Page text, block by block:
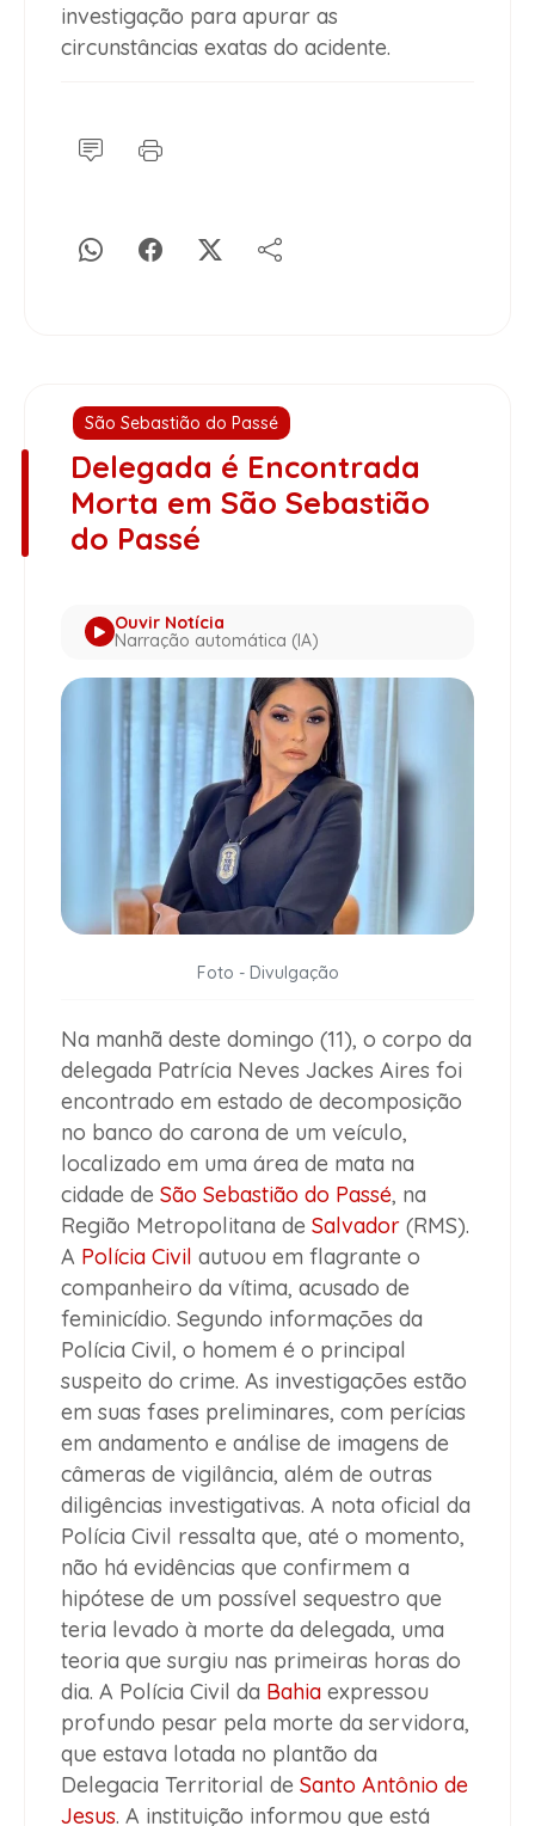
investigação para apurar as
circunstâncias exatas do acidente.
São Sebastião do Passé
Delegada é Encontrada
Morta em São Sebastião
do Passé
Ouvir Notícia
Narração automática (IA)
Foto - Divulgação
Na manhã deste domingo (11), o corpo da
delegada Patrícia Neves Jackes Aires foi
encontrado em estado de decomposição
no banco do carona de um veículo,
localizado em uma área de mata na
cidade de São Sebastião do Passé, na
Região Metropolitana de Salvador (RMS).
A Polícia Civil autuou em flagrante o
companheiro da vítima, acusado de
feminicídio. Segundo informações da
Polícia Civil, o homem é o principal
suspeito do crime. As investigações estão
em suas fases preliminares, com perícias
em andamento e análise de imagens de
câmeras de vigilância, além de outras
diligências investigativas. A nota oficial da
Polícia Civil ressalta que, até o momento,
não há evidências que confirmem a
hipótese de um possível sequestro que
teria levado à morte da delegada, uma
teoria que surgiu nas primeiras horas do
dia. A Polícia Civil da Bahia expressou
profundo pesar pela morte da servidora,
que estava lotada no plantão da
Delegacia Territorial de Santo Antônio de
Jesus. A instituição informou que está